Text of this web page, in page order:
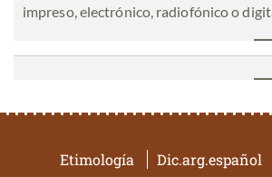
impreso, electrónico, radiofónico o
Etimología Dic.arg.español